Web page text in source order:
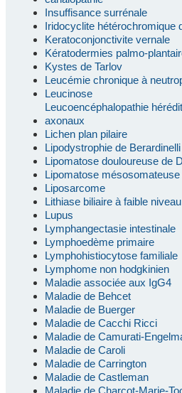
Insuffisance surrénale
Iridocyclite hétérochromique
Keratoconjonctivite vernale
Kératodermies palmo-
Kystes de Tarlov
Leucémie chronique à
Leucinose
Leucoencéphalopathie
axonaux
Lichen plan pilaire
Lipodystrophie de
Lipomatose douloureuse de
Lipomatose
Liposarcome
Lithiase biliaire à faible
Lupus
Lymphangectasie intestinale
Lymphoedème primaire
Lymphohistiocytose familiale
Lymphome non hodgkinien
Maladie associée aux IgG4
Maladie de Behcet
Maladie de Buerger
Maladie de Cacchi Ricci
Maladie de Camurati-
Maladie de Caroli
Maladie de Carrington
Maladie de Castleman
Maladie de Charcot-Marie-